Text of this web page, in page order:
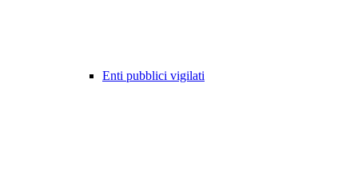
Enti pubblici vigilati